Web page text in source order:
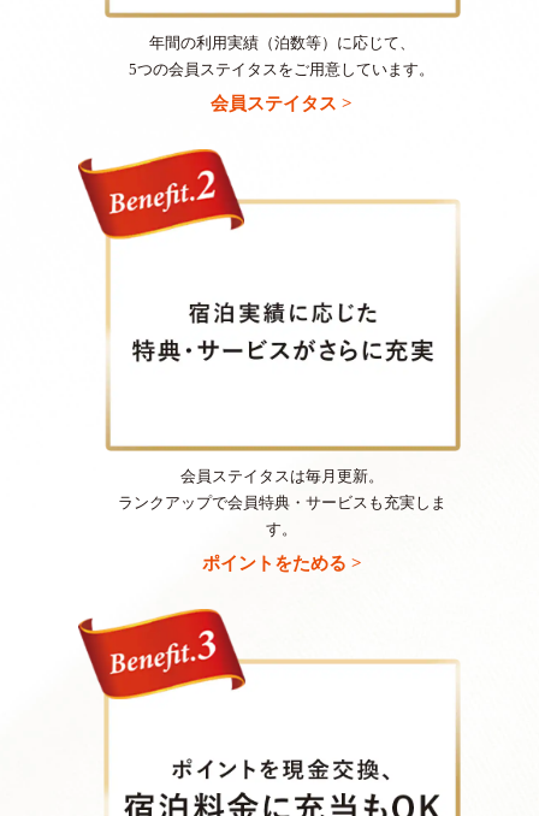
年間の利用実績（泊数等）に応じて、
5つの会員ステイタスをご用意しています。
会員ステイタス >
会員ステイタスは毎月更新。
ランクアップで会員特典・サービスも充実しま
す。
ポイントをためる >